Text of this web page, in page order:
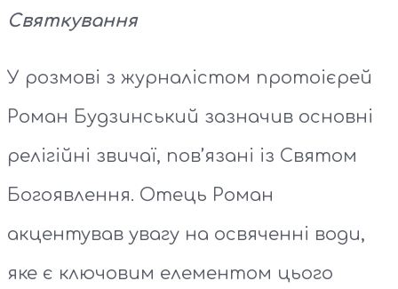
Святкування
У розмові з журналістом протоієрей
Роман Будзинський зазначив основні
релігійні звичаї, пов’язані із Святом
Богоявлення. Отець Роман
акцентував увагу на освяченні води,
яке є ключовим елементом цього